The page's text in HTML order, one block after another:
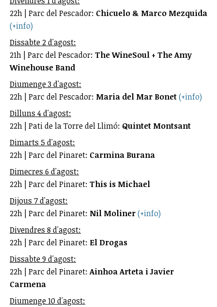
22h | Parc del Pescador: Chicuelo & Marco Mezquida
(+info)
Dissabte 2 d'agost:
21h | Parc del Pescador: The WineSoul + The Amy
Winehouse Band
Diumenge 3 d'agost:
22h | Parc del Pescador: Maria del Mar Bonet(+info)
Dilluns 4 d'agost:
22h | Pati de la Torre del Llimó: Quintet Montsant
Dimarts 5 d'agost:
22h | Parc del Pinaret: Carmina Burana
Dimecres 6 d'agost:
22h | Parc del Pinaret: This is Michael
Dijous 7 d'agost:
22h | Parc del Pinaret: Nil Moliner(+info)
Divendres 8 d'agost:
22h | Parc del Pinaret: El Drogas
Dissabte 9 d'agost:
22h | Parc del Pinaret:Ainhoa Arteta i Javier
Carmena
Diumenge 10 d'agost: